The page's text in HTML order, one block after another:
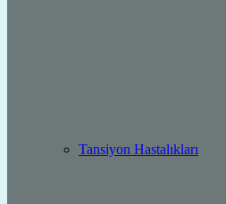
Tansiyon Hastalıkları